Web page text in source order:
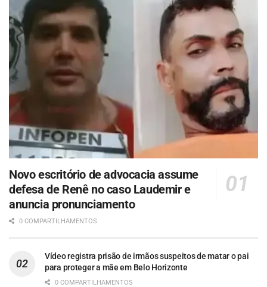
Novo escritório de advocacia assume
defesa de Renê no caso Laudemir e
anuncia pronunciamento
0 COMPARTILHAMENTOS
Vídeo registra prisão de irmãos suspeitos de matar o pai
para proteger a mãe em Belo Horizonte
0 COMPARTILHAMENTOS